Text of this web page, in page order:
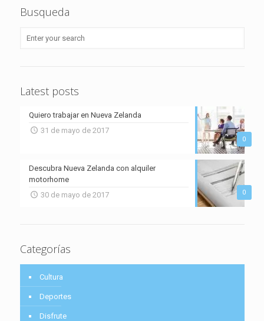
Busqueda
Latest posts
0
Quiero trabajar en Nueva Zelanda
31 de mayo de 2017
0
Descubra Nueva Zelanda con alquiler
motorhome
30 de mayo de 2017
Categorías
Cultura
Deportes
Disfrute